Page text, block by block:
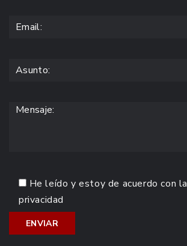
He leído y estoy de acuerdo con la
privacidad